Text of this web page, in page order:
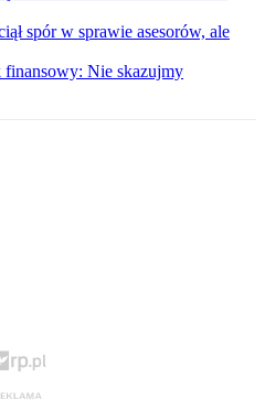
spór w sprawie asesorów, ale
finansowy: Nie skazujmy